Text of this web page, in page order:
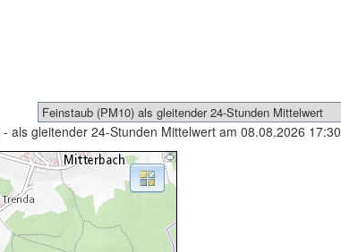
- als gleitender 24-Stunden Mittelwert am 08.08.2026 17:30